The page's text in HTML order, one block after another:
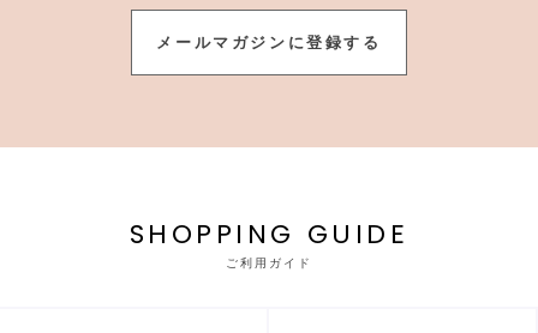
メールマガジンに登録する
SHOPPING GUIDE
ご利用ガイド